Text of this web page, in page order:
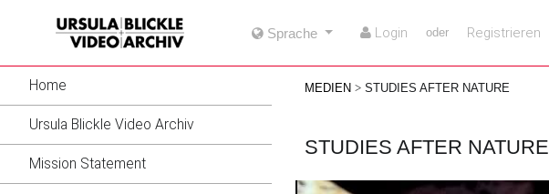
content
Sprache Login oder Registrieren
Home
Ursula Blickle Video Archiv
Mission Statement
MEDIEN STUDIES AFTER NATURE
STUDIES AFTER NATURE